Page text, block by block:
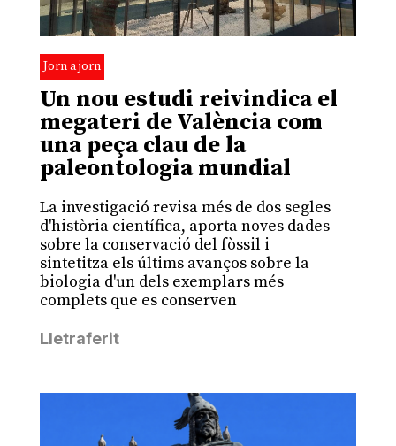
Jorn a jorn
Un nou estudi reivindica el
megateri de València com
una peça clau de la
paleontologia mundial
La investigació revisa més de dos segles
d'història científica, aporta noves dades
sobre la conservació del fòssil i
sintetitza els últims avanços sobre la
biologia d'un dels exemplars més
complets que es conserven
Lletraferit